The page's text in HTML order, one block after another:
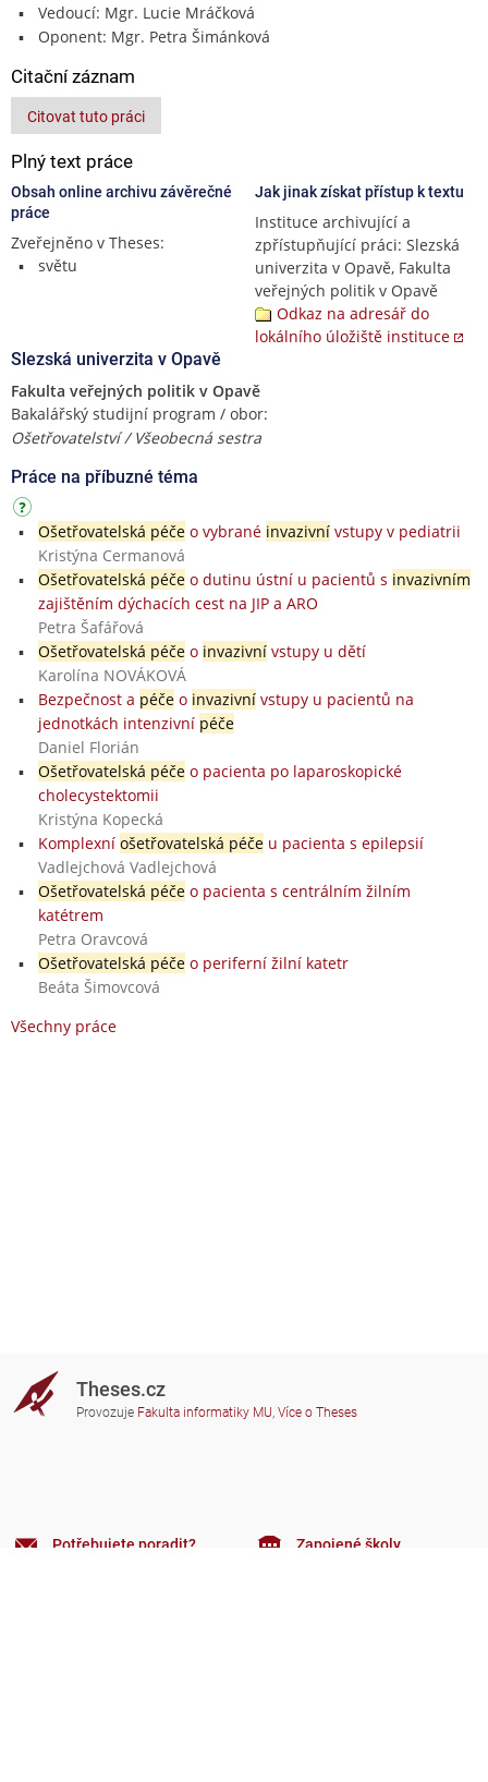
Vedoucí: Mgr. Lucie Mráčková
Oponent: Mgr. Petra Šimánková
Citační záznam
Citovat tuto práci
Plný text práce
Obsah online archivu závěrečné
práce
Zveřejněno v Theses:
světu
Jak jinak získat přístup k textu
Instituce archivující a
zpřístupňující práci: Slezská
univerzita v Opavě, Fakulta
veřejných politik v Opavě
Odkaz na adresář do
lokálního úložiště instituce
Slezská univerzita v Opavě
Fakulta veřejných politik v Opavě
Bakalářský studijní program / obor:
Ošetřovatelství / Všeobecná sestra
Práce na příbuzné téma
Ošetřovatelská péčeo vybrané invazivnívstupy v pediatrii
Kristýna Cermanová
Ošetřovatelská péčeo dutinu ústní u pacientů s invazivním
zajištěním dýchacích cest na JIP a ARO
Petra Šafářová
Ošetřovatelská péčeo invazivnívstupy u dětí
Karolína NOVÁKOVÁ
Bezpečnost a péčeo invazivnívstupy u pacientů na
jednotkách intenzivní péče
Daniel Florián
Ošetřovatelská péčeo pacienta po laparoskopické
cholecystektomii
Kristýna Kopecká
Komplexní ošetřovatelská péčeu pacienta s epilepsií
Vadlejchová Vadlejchová
Ošetřovatelská péčeo pacienta s centrálním žilním
katétrem
Petra Oravcová
Ošetřovatelská péčeo periferní žilní katetr
Beáta Šimovcová
Všechny práce
Theses.cz
Provozuje Fakulta informatiky MU, Více o Theses
Potřebujete poradit? Zapojené školy